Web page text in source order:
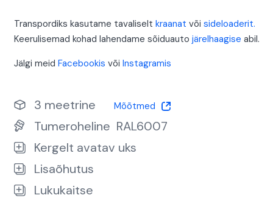
Transpordiks kasutame tavaliselt kraanat või sideloaderit.
Keerulisemad kohad lahendame sõiduauto järelhaagise abil.
Jälgi meid Facebookis või Instagramis
3 meetrine Mõõtmed
Tumeroheline RAL6007
Kergelt avatav uks
Lisaõhutus
Lukukaitse